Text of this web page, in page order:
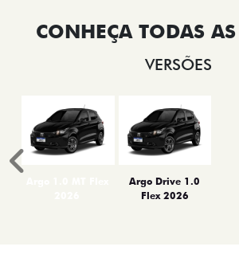
VERSÕES
Argo Drive 1.0
Flex 2026
Anterior